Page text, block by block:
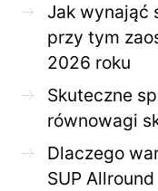
Jak wynająć
przy tym
2026 roku
Skuteczne
równowagi
Dlaczego
SUP